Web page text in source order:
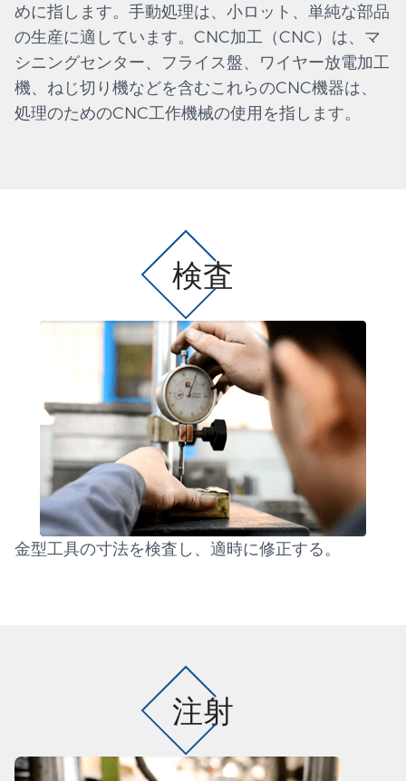
めに指します。手動処理は、小ロット、単純な部品
の生産に適しています。CNC加工（CNC）は、マ
シニングセンター、フライス盤、ワイヤー放電加工
機、ねじ切り機などを含むこれらのCNC機器は、
処理のためのCNC工作機械の使用を指します。
検査
金型工具の寸法を検査し、適時に修正する。
注射